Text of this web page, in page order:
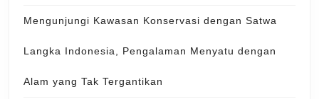
Mengunjungi Kawasan Konservasi dengan Satwa
Langka Indonesia, Pengalaman Menyatu dengan
Alam yang Tak Tergantikan